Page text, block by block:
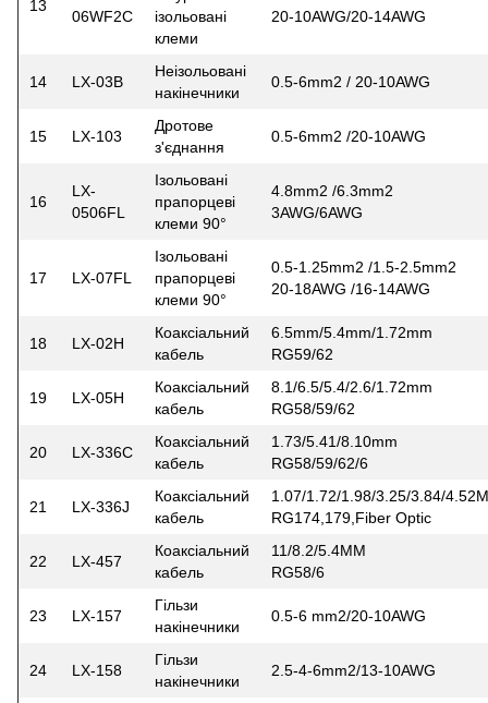
13
06WF2C
ізольовані
клеми
20-10AWG/20-14AWG
14 LX-03B
Неізольовані
накінечники
0.5-6mm2 / 20-10AWG
15 LX-103
Дротове
з'єднання
0.5-6mm2 /20-10AWG
16
LX-
0506FL
Ізольовані
прапорцеві
клеми 90°
4.8mm2 /6.3mm2
3AWG/6AWG
17 LX-07FL
Ізольовані
прапорцеві
клеми 90°
0.5-1.25mm2 /1.5-2.5mm2
20-18AWG /16-14AWG
18 LX-02H
Коаксіальний
кабель
6.5mm/5.4mm/1.72mm
RG59/62
19 LX-05H
Коаксіальний
кабель
8.1/6.5/5.4/2.6/1.72mm
RG58/59/62
20 LX-336C
Коаксіальний
кабель
1.73/5.41/8.10mm
RG58/59/62/6
21 LX-336J
Коаксіальний
кабель
1.07/1.72/1.98/3.25/3.84/
RG174,179,Fiber Optic
22 LX-457
Коаксіальний
кабель
11/8.2/5.4MM
RG58/6
23 LX-157
Гільзи
накінечники
0.5-6 mm2/20-10AWG
24 LX-158
Гільзи
накінечники
2.5-4-6mm2/13-10AWG